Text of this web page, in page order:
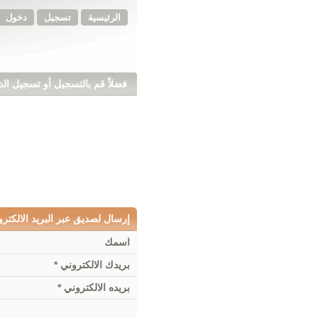
الرئيسية تسجيل دخول
فضلاً قم بالتسجيل أو تسجيل
إرسال لصديق عبر البريد
اسمك
بريدك الالكتروني *
بريده الالكتروني *